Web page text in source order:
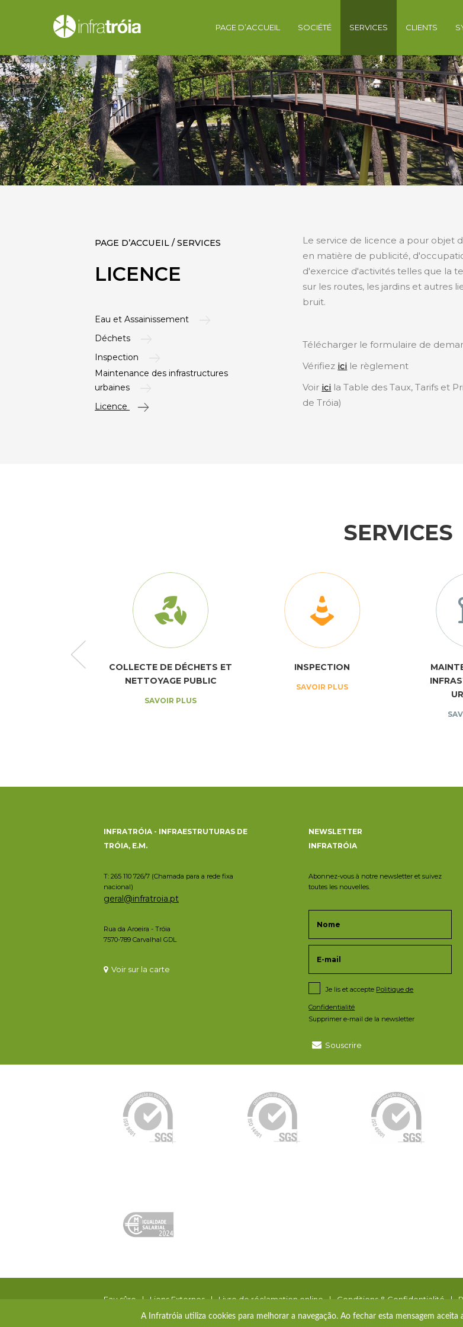
A Infratróia utiliza cookies para melhorar a navegação. Ao fechar esta mensagem aceita
PAGE D’ACCUEIL SOCIÉTÉ SERVICES CLIENTS
PAGE D’ACCUEIL / SERVICES
LICENCE
Eau et Assainissement
Déchets
Inspection
Maintenance des infrastructures
urbaines
Licence
Le service de licence a pour objet
en matière de publicité,
d'exercice d'activités telles que la
sur les routes, les jardins et autres
bruit.
Télécharger le formulaire de
Vérifiez ici le règlement
Voir ici la Table des Taux, Tarifs et
de Tróia)
SERVICES
COLLECTE DE DÉCHETS ET
NETTOYAGE PUBLIC
SAVOIR PLUS
INSPECTION
SAVOIR PLUS
NEWSLETTER
INFRATRÓIA
Abonnez-vous à notre newsletter et suivez
toutes les nouvelles.
Je lis et accepte Politique de
Confidentialité
Supprimer e-mail de la newsletter
Souscrire
INFRATRÓIA - INFRAESTRUTURAS DE
TRÓIA, E.M.
T: 265 110 726/7 (Chamada para a rede fixa
nacional)
geral@infratroia.pt
Rua da Aroeira - Tróia
7570-789 Carvalhal GDL
Voir sur la carte
Eau sûre | Liens Externes | Livre de réclamation online | Conditions & Confidentialité |
Bluesoft